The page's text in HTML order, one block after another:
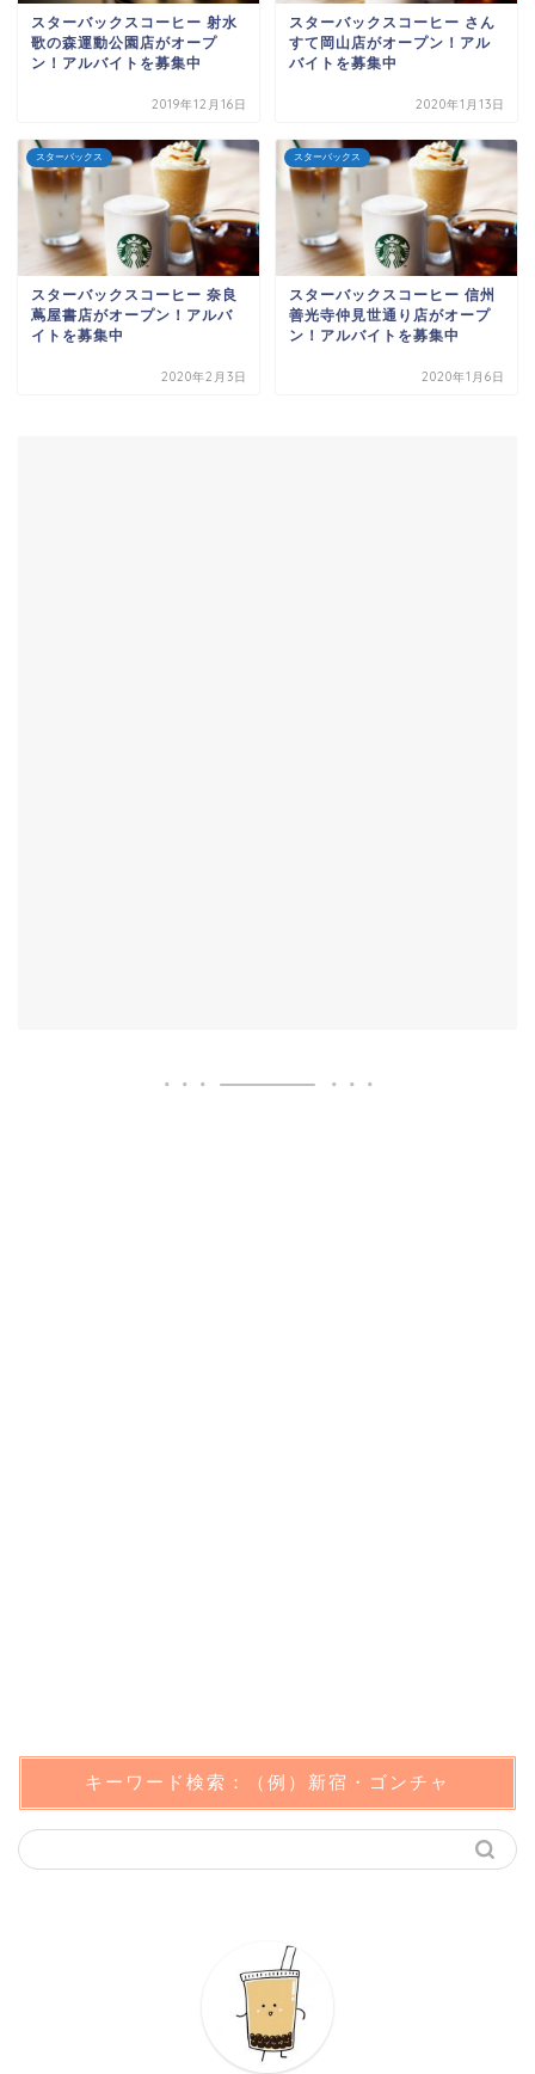
スターバックスコーヒー 射水
歌の森運動公園店がオープ
ン！アルバイトを募集中
2019年12月16日
スターバックスコーヒー さん
すて岡山店がオープン！アル
バイトを募集中
2020年1月13日
スターバックス
スターバックスコーヒー 奈良
蔦屋書店がオープン！アルバ
イトを募集中
2020年2月3日
スターバックス
スターバックスコーヒー 信州
善光寺仲見世通り店がオープ
ン！アルバイトを募集中
2020年1月6日
キーワード検索：（例）新宿・ゴンチャ